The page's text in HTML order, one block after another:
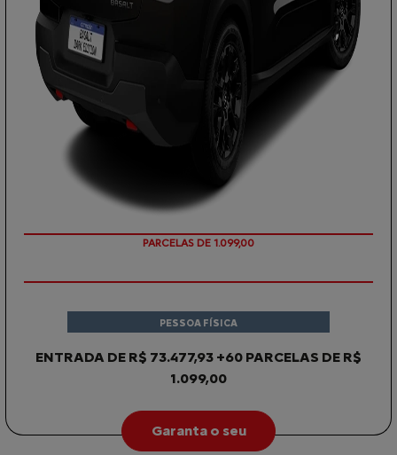
PARCELAS DE 1.099,00
ENTRADA DE R$ 73.477,93 +60 PARCELAS DE R$
1.099,00
PESSOA FÍSICA
Garanta o seu